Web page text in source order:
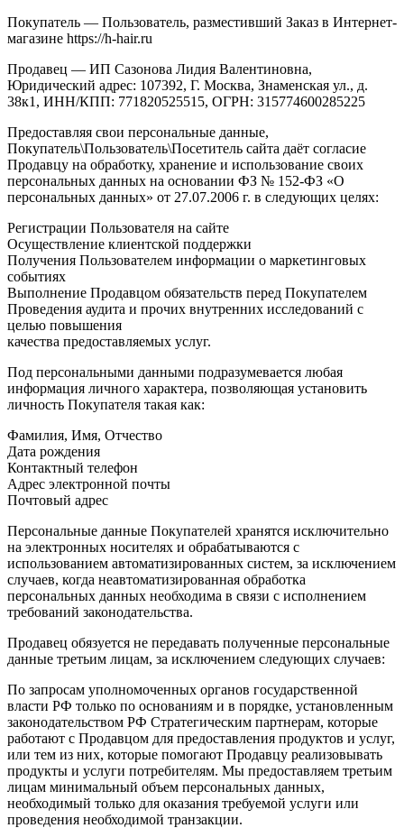
Покупатель — Пользователь, разместивший Заказ в Интернет-
магазине https://h-hair.ru
Продавец — ИП Сазонова Лидия Валентиновна,
Юридический адрес: 107392, Г. Москва, Знаменская ул., д.
38к1, ИНН/КПП: 771820525515, ОГРН: 315774600285225
Предоставляя свои персональные данные,
Покупатель\Пользователь\Посетитель сайта даёт согласие
Продавцу на обработку, хранение и использование своих
персональных данных на основании ФЗ № 152-ФЗ «О
персональных данных» от 27.07.2006 г. в следующих целях:
Регистрации Пользователя на сайте
Осуществление клиентской поддержки
Получения Пользователем информации о маркетинговых
событиях
Выполнение Продавцом обязательств перед Покупателем
Проведения аудита и прочих внутренних исследований с
целью повышения
качества предоставляемых услуг.
Под персональными данными подразумевается любая
информация личного характера, позволяющая установить
личность Покупателя такая как:
Фамилия, Имя, Отчество
Дата рождения
Контактный телефон
Адрес электронной почты
Почтовый адрес
Персональные данные Покупателей хранятся исключительно
на электронных носителях и обрабатываются с
использованием автоматизированных систем, за исключением
случаев, когда неавтоматизированная обработка
персональных данных необходима в связи с исполнением
требований законодательства.
Продавец обязуется не передавать полученные персональные
данные третьим лицам, за исключением следующих случаев:
По запросам уполномоченных органов государственной
власти РФ только по основаниям и в порядке, установленным
законодательством РФ Стратегическим партнерам, которые
работают с Продавцом для предоставления продуктов и услуг,
или тем из них, которые помогают Продавцу реализовывать
продукты и услуги потребителям. Мы предоставляем третьим
лицам минимальный объем персональных данных,
необходимый только для оказания требуемой услуги или
проведения необходимой транзакции.